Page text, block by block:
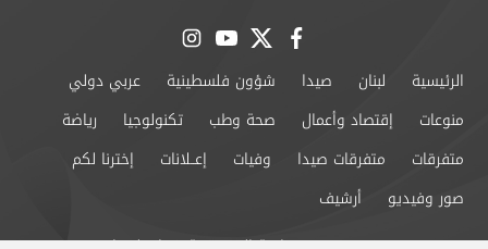
facebook
twitter
youtube
instagram
الرئيسية لبنان صيدا شؤون فلسطينية
عربي دولي
منوعات
إقتصاد وأعمال صحة وطب تكنولوجيا
رياضة
متفرقات
متفرقات صيدا وفيات إعــلانات
إخترنا لكم
صور وفيديو
أرشيف